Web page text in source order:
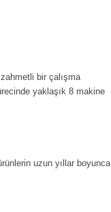
bir çalışma
yaklaşık 8 makine
uzun yıllar boyunca